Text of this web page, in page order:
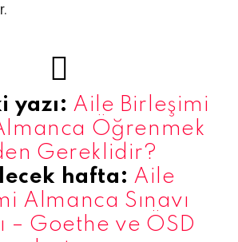
yazı: Aile Birleşimi
Öğrenmek
Gereklidir?
hafta: Aile
Almanca Sınavı
– Goethe ve ÖSD